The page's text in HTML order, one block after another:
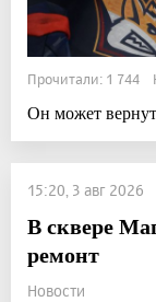
Прочитали: 1 744
Он может
15:20, 3 авг 2026
В сквере
ремонт
Новости